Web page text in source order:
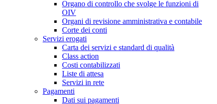
Organo di controllo che svolge le funzioni di
OIV
Organi di revisione amministrativa e contabile
Corte dei conti
Servizi erogati
Carta dei servizi e standard di qualità
Class action
Costi contabilizzati
Liste di attesa
Servizi in rete
Pagamenti
Dati sui pagamenti